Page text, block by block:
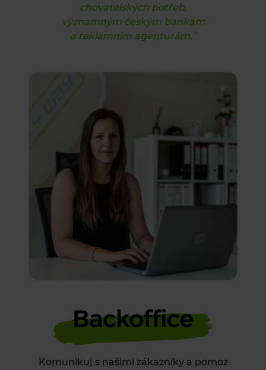
chovatelských potřeb,
významným českým bankám
a reklamním agenturám.”
Komunikuj s našimi zákazníkya pomoz